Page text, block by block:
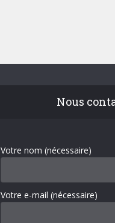
Nous
Votre nom (nécessaire)
Votre e-mail (nécessaire)